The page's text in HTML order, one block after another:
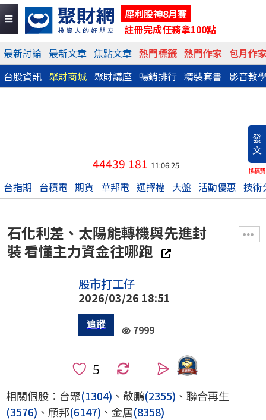
犀利股神8月賽
註冊完成任務拿100點
最新討論 最新文章 焦點文章 熱門標籤 熱門作家 包月作
台股資訊 聚財商城 聚財講座 暢銷排行 精裝套書 影音教
發
文
換稿費
44439 181 11:06:25
台指期 台積電 期貨 華邦電 選擇權 大盤 活動優惠 技術
石化利差、太陽能轉機與先進封
裝 看懂主力資金往哪跑
股市打工仔
2026/03/26 18:51
7999
相關個股：台聚(1304) 、敬鵬(2355) 、聯合再生
(3576) 、頎邦(6147) 、金居(8358)